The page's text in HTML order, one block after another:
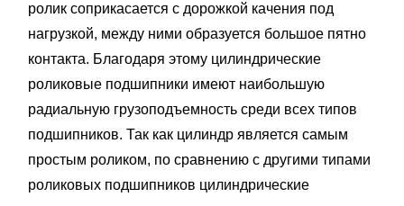
ролик соприкасается с дорожкой качения под
нагрузкой, между ними образуется большое пятно
контакта. Благодаря этому цилиндрические
роликовые подшипники имеют наибольшую
радиальную грузоподъемность среди всех типов
подшипников. Так как цилиндр является самым
простым роликом, по сравнению с другими типами
роликовых подшипников цилиндрические